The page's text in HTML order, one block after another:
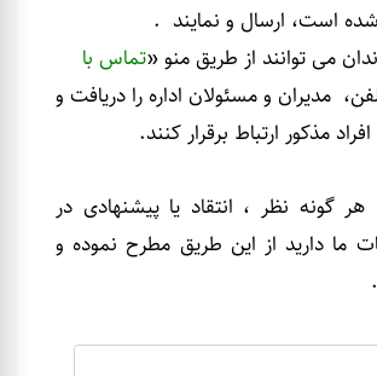
است، ارسال و نمایند .
می توانند از طریق منو «تماس با
مدیران و مسئولان اداره را دریافت و
مذکور ارتباط برقرار کنند.
هر گونه نظر ، انتقاد یا پیشنهادی در
ما دارید از این طریق مطرح نموده و
.